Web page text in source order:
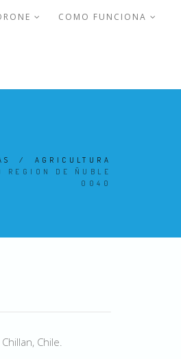
COMO FUNCIONA
/ AGRICULTURA
REGION DE ÑUBLE
0040
Chile.